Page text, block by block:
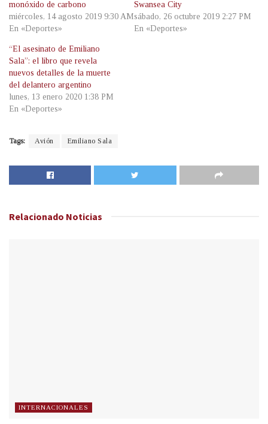
monóxido de carbono
miércoles, 14 agosto 2019 9:30 AM
En «Deportes»
Swansea City
sábado, 26 octubre 2019 2:27 PM
En «Deportes»
“El asesinato de Emiliano
Sala”: el libro que revela
nuevos detalles de la muerte
del delantero argentino
lunes, 13 enero 2020 1:38 PM
En «Deportes»
Tags: Avión Emiliano Sala
Relacionado Noticias
INTERNACIONALES